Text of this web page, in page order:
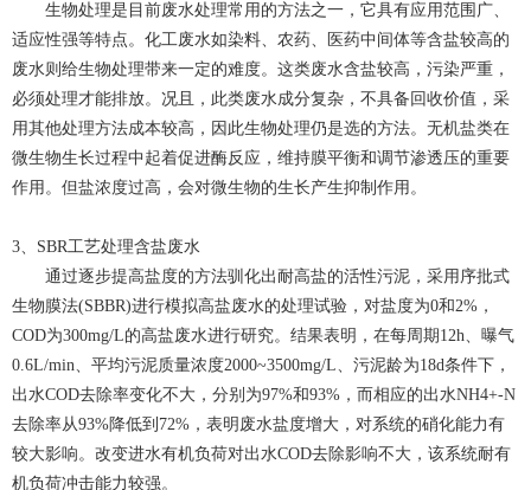
生物处理是目前废水处理常用的方法之一，它具有应用范围广、
适应性强等特点。化工废水如染料、农药、医药中间体等含盐较高的
废水则给生物处理带来一定的难度。这类废水含盐较高，污染严重，
必须处理才能排放。况且，此类废水成分复杂，不具备回收价值，采
用其他处理方法成本较高，因此生物处理仍是选的方法。无机盐类在
微生物生长过程中起着促进酶反应，维持膜平衡和调节渗透压的重要
作用。但盐浓度过高，会对微生物的生长产生抑制作用。
3、SBR工艺处理含盐废水
通过逐步提高盐度的方法驯化出耐高盐的活性污泥，采用序批式
生物膜法(SBBR)进行模拟高盐废水的处理试验，对盐度为0和2%，
COD为300mg/L的高盐废水进行研究。结果表明，在每周期12h、曝气
0.6L/min、平均污泥质量浓度2000~3500mg/L、污泥龄为18d条件下，
出水COD去除率变化不大，分别为97%和93%，而相应的出水NH4+-N
去除率从93%降低到72%，表明废水盐度增大，对系统的硝化能力有
较大影响。改变进水有机负荷对出水COD去除影响不大，该系统耐有
机负荷冲击能力较强。